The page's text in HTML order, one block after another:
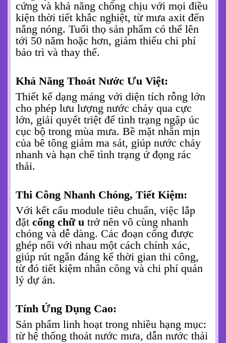
2. Tại Sao Cống Bê Tông Chữ U Lại
Là Ưu Tiên Hàng Đầu?
Độ Bền Vượt Trội:
Được sản xuất từ bê tông cốt thép chất
lượng cao, đúc liền khối theo công nghệ
cứng và khả năng chống chịu với mọi điều
kiện thời tiết khắc nghiệt, từ mưa axit đến
nắng nóng. Tuổi thọ sản phẩm có thể lên
tới 50 năm hoặc hơn, giảm thiểu chi phí
bảo trì và thay thế.
Khả Năng Thoát Nước Ưu Việt:
Thiết kế dạng máng với diện tích rỗng lớn
lớn, giải quyết triệt để tình trạng ngập úc
cục bộ trong mùa mưa. Bề mặt nhẵn mịn
của bê tông giảm ma sát, giúp nước chảy
nhanh và hạn chế tình trạng ứ đọng rác